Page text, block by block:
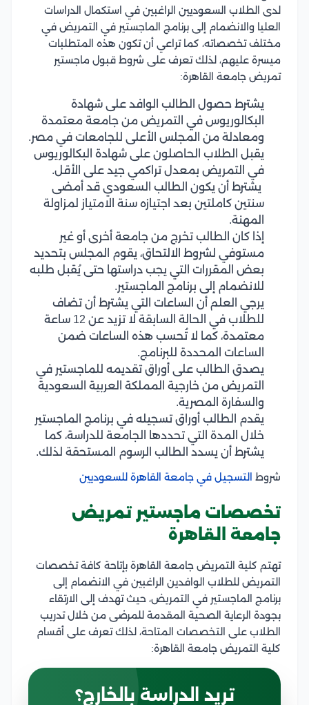
لدى الطلاب السعوديين الراغبين في استكمال الدراسات
العليا والانضمام إلى برنامج الماجستير في التمريض في
مختلف تخصصاته، كما تراعي أن تكون هذه المتطلبات
ميسرة عليهم، لذلك تعرف على شروط قبول ماجستير
تمريض جامعة القاهرة:
يشترط حصول الطالب الوافد على شهادة
البكالوريوس في التمريض من جامعة معتمدة
ومعادلة من المجلس الأعلى للجامعات في مصر.
يقبل الطلاب الحاصلون على شهادة البكالوريوس
في التمريض بمعدل تراكمي جيد على الأقل.
يشترط أن يكون الطالب السعودي قد أمضى
سنتين كاملتين بعد اجتيازه سنة الامتياز لمزاولة
المهنة.
إذا كان الطالب تخرج من جامعة أخرى أو غير
مستوفي لشروط الالتحاق، يقوم المجلس بتحديد
بعض المقررات التي يجب دراستها حتى يُقبل طلبه
للانضمام إلى برنامج الماجستير.
يرجي العلم أن الساعات التي يشترط أن تضاف
للطلاب في الحالة السابقة لا تزيد عن 12 ساعة
معتمدة، كما لا تُحسب هذه الساعات ضمن
الساعات المحددة للبرنامج.
يصدق الطالب على أوراق تقديمه للماجستير في
التمريض من خارجية المملكة العربية السعودية
والسفارة المصرية.
يقدم الطالب أوراق تسجيله في برنامج الماجستير
خلال المدة التي تحددها الجامعة للدراسة، كما
يشترط أن يسدد الطالب الرسوم المستحقة لذلك.
شروط التسجيل في جامعة القاهرة للسعوديين
تخصصات ماجستير تمريض
جامعة القاهرة
تهتم كلية التمريض جامعة القاهرة بإتاحة كافة تخصصات
التمريض للطلاب الوافدين الراغبين في الانضمام إلى
برنامج الماجستير في التمريض، حيث تهدف إلى الارتقاء
بجودة الرعاية الصحية المقدمة للمرضى من خلال تدريب
الطلاب على التخصصات المتاحة، لذلك تعرف على أقسام
كلية التمريض جامعة القاهرة:
تريد الدراسة بالخارج؟